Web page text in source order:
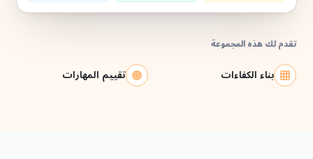
تقدم لك هذه المجموعة
بناء الكفاءات تقييم المهارات